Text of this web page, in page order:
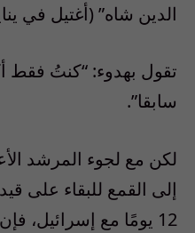
الدين شاه” (أغتيل في يناير
تقول بهدوء: “كنتُ فقط
سابقا”.
لكن مع لجوء المرشد
إلى القمع للبقاء على
12 يومًا مع إسرائيل،